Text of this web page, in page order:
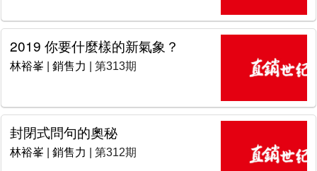
2019 你要什麼樣的新氣象？
林裕峯 銷售力 | 第313期
封閉式問句的奧秘
林裕峯 銷售力 | 第312期